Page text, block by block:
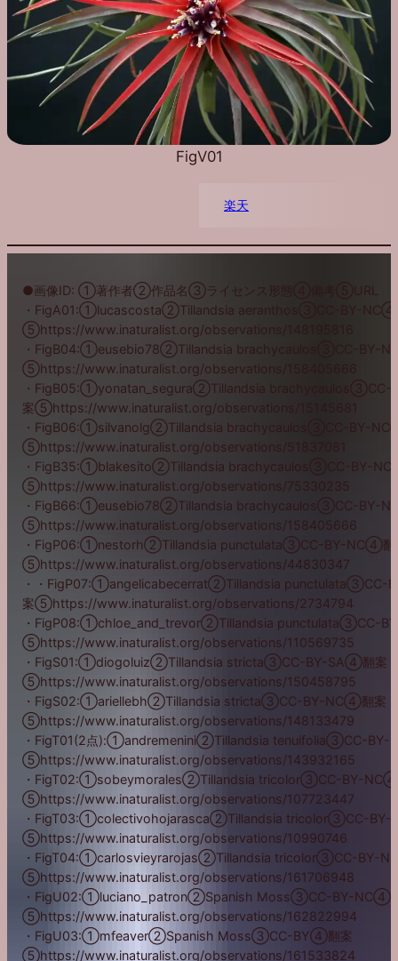
FigV01
楽天
●画像ID: ①著作者②作品名③ライセンス形態④備考⑤URL
・FigA01:①lucascosta②Tillandsia aeranthos③CC-BY-NC④
⑤https://www.inaturalist.org/observations/148195816
・FigB04:①eusebio78②Tillandsia brachycaulos③CC-BY-
⑤https://www.inaturalist.org/observations/158405666
・FigB05:①yonatan_segura②Tillandsia
案⑤https://www.inaturalist.org/observations/15145681
・FigB06:①silvanolg②Tillandsia brachycaulos③CC-BY-
⑤https://www.inaturalist.org/observations/51837081
・FigB35:①blakesito②Tillandsia brachycaulos③CC-BY-
⑤https://www.inaturalist.org/observations/75330235
・FigB66:①eusebio78②Tillandsia brachycaulos③CC-BY-
⑤https://www.inaturalist.org/observations/158405666
・FigP06:①nestorh②Tillandsia punctulata③CC-BY-NC④翻
⑤https://www.inaturalist.org/observations/44830347
・・FigP07:①angelicabecerrat②Tillandsia punctulata③CC-
案⑤https://www.inaturalist.org/observations/2734794
・FigP08:①chloe_and_trevor②Tillandsia punctulata③CC-
⑤https://www.inaturalist.org/observations/110569735
・FigS01:①diogoluiz②Tillandsia stricta③CC-BY-SA④翻案
⑤https://www.inaturalist.org/observations/150458795
・FigS02:①ariellebh②Tillandsia stricta③CC-BY-NC④翻案
⑤https://www.inaturalist.org/observations/148133479
・FigT01(2点):①andremenini②Tillandsia tenuifolia③CC-BY-
⑤https://www.inaturalist.org/observations/143932165
・FigT02:①sobeymorales②Tillandsia tricolor③CC-BY-
⑤https://www.inaturalist.org/observations/107723447
・FigT03:①colectivohojarasca②Tillandsia tricolor③CC-
⑤https://www.inaturalist.org/observations/10990746
・FigT04:①carlosvieyrarojas②Tillandsia tricolor③CC-BY-
⑤https://www.inaturalist.org/observations/161706948
・FigU02:①luciano_patron②Spanish Moss③CC-BY-NC④
⑤https://www.inaturalist.org/observations/162822994
・FigU03:①mfeaver②Spanish Moss③CC-BY④翻案
⑤https://www.inaturalist.org/observations/161533824